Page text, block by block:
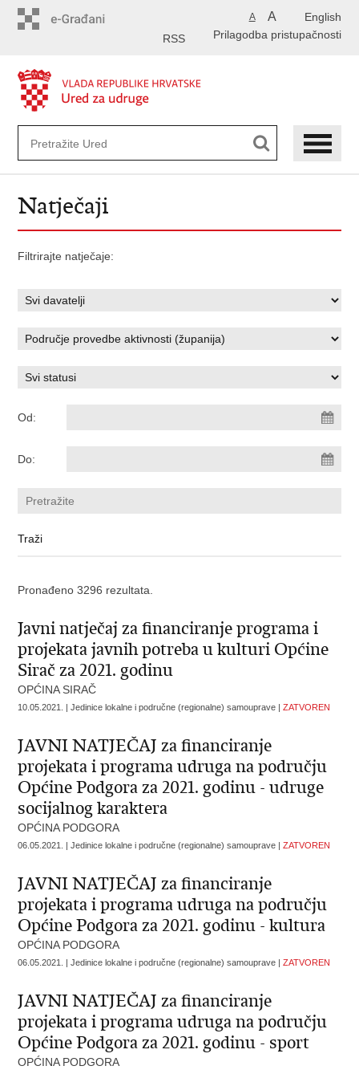
English
A A
Prilagodba pristupačnosti
RSS
Natječaji
Filtrirajte natječaje:
Od:
Do:
Pronađeno 3296 rezultata.
Javni natječaj za financiranje programa i
projekata javnih potreba u kulturi Općine
Sirač za 2021. godinu
OPĆINA SIRAČ
10.05.2021. | Jedinice lokalne i područne (regionalne) samouprave |ZATVOREN
JAVNI NATJEČAJ za financiranje
projekata i programa udruga na području
Općine Podgora za 2021. godinu - udruge
socijalnog karaktera
OPĆINA PODGORA
06.05.2021. | Jedinice lokalne i područne (regionalne) samouprave |ZATVOREN
JAVNI NATJEČAJ za financiranje
projekata i programa udruga na području
Općine Podgora za 2021. godinu - kultura
OPĆINA PODGORA
06.05.2021. | Jedinice lokalne i područne (regionalne) samouprave |ZATVOREN
JAVNI NATJEČAJ za financiranje
projekata i programa udruga na području
Općine Podgora za 2021. godinu - sport
OPĆINA PODGORA